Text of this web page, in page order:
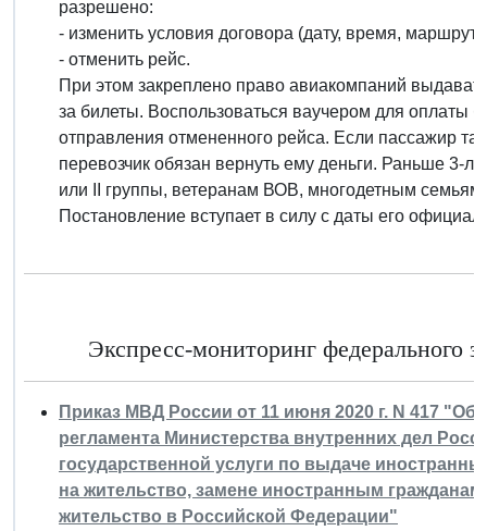
разрешено:
- изменить условия договора (дату, время, маршрут,
- отменить рейс.
При этом закреплено право авиакомпаний
за билеты. Воспользоваться ваучером для оплаты
отправления отмененного рейса. Если пассажир
перевозчик обязан вернуть ему деньги. Раньше 3-
или II группы, ветеранам ВОВ, многодетным семьям.
Постановление вступает в силу с даты его
Экспресс-мониторинг федерального
Приказ МВД России от 11 июня 2020 г. N 417
регламента Министерства внутренних дел
государственной услуги по выдаче
на жительство, замене иностранным
жительство в Российской Федерации"